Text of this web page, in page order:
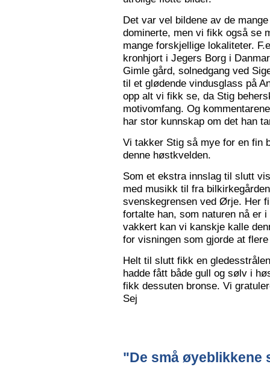
Det var vel bildene av de
dominerte, men vi fikk også se
mange forskjellige lokaliteter.
kronhjort i Jegers Borg i
Gimle gård, solnedgang ved
til et glødende vindusglass på
opp alt vi fikk se, da Stig
motivomfang. Og
har stor kunnskap om det han
Vi takker Stig så mye for en fin
denne høstkvelden.
Som et ekstra innslag til slutt
med musikk til fra
svenskegrensen ved Ørje. Her
fortalte han, som naturen nå er
vakkert kan vi kanskje kalle
for visningen som gjorde at
Helt til slutt fikk en
hadde fått både gull og sølv i
fikk dessuten bronse. Vi
Sej
"De små øyeblikkene